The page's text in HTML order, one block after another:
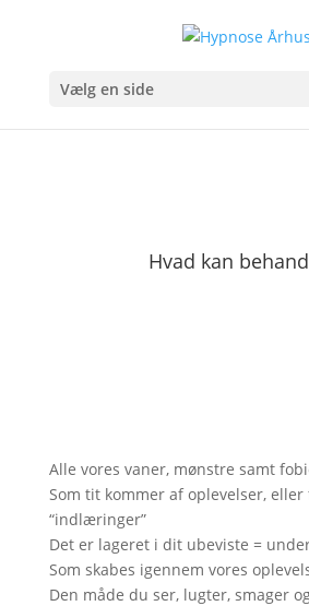
Vælg en side
Hvad kan
Alle vores vaner, mønstre samt
Som tit kommer af oplevelser, eller
“indlæringer”
Det er lageret i dit ubeviste =
Som skabes igennem vores
Den måde du ser, lugter, smager